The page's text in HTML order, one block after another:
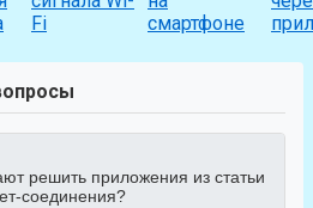
Fi
смартфоне
решить приложения из статьи
соединения?